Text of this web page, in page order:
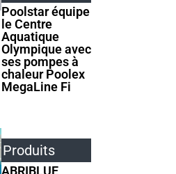
Poolstar équipe
le Centre
Aquatique
Olympique avec
ses pompes à
chaleur Poolex
MegaLine Fi
Produits
ABRIBLUE